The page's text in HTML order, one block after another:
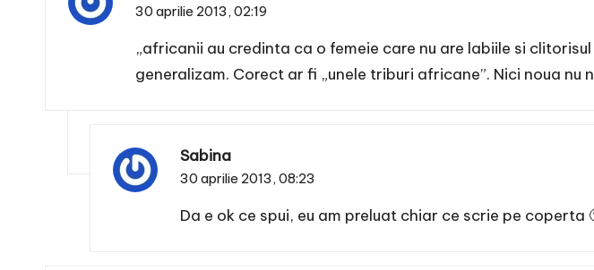
30 aprilie 2013, 02:19
„africanii au credinta ca o femeie care nu are labiile si
generalizam. Corect ar fi „unele triburi africane”. Nici noua
Sabina
30 aprilie 2013, 08:23
Da e ok ce spui, eu am preluat chiar ce scrie pe coperta